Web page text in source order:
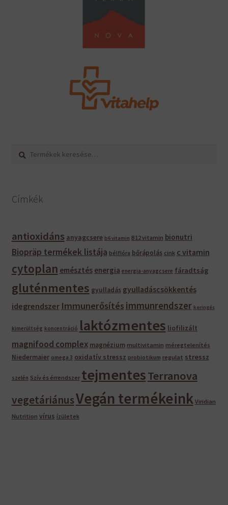
Keresés
Keresés
Címkék
antioxidáns anyagcsere b6 vitamin B12 vitamin bionutri
Biopräp termékek listája bélflóra bőrápolás cink c vitamin
cytoplan emésztés energia energia-anyagcsere fáradtság
gluténmentes gyulladás gyulladáscsökkentés
idegrendszer Immunerősítés immunrendszer keringés
kimerültség koncentráció laktózmentes liofilizált
magnifood complex magnézium multivitamin méregtelenítés
Niedermaier omega 3 oxidatív stressz probiotikum regulat stressz
szelén Szív és érrendszer tejmentesTerranova
vegetáriánusVegán termékeink Viridian
Nutrition vírus ízületek